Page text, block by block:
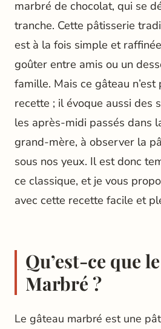
marbré de chocolat, qui se
tranche. Cette pâtisserie
est à la fois simple et
goûter entre amis ou un
famille. Mais ce gâteau n’est
recette ; il évoque aussi des
les après-midi passés dans
grand-mère, à observer la
sous nos yeux. Il est donc
ce classique, et je vous
avec cette recette facile et
Qu’est-ce que
Marbré ?
Le gâteau marbré est une